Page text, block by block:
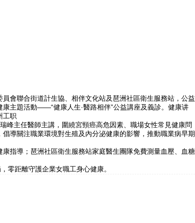
會聯合街道計生協、相伴文化站及琶洲社區衛生服務站，公益
主題活動——“健康人生·醫路相伴”公益講座及義診。健康讲
工职
主任醫師主講，圍繞宮頸癌高危因素、職場女性常見健康問
導關注職業環境對生殖及內分泌健康的影響，推動職業病早期
指導；琶洲社區衛生服務站家庭醫生團隊免費測量血壓、血糖
距離守護企業女職工身心健康。